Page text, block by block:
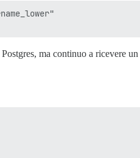
ma continuo a ricevere